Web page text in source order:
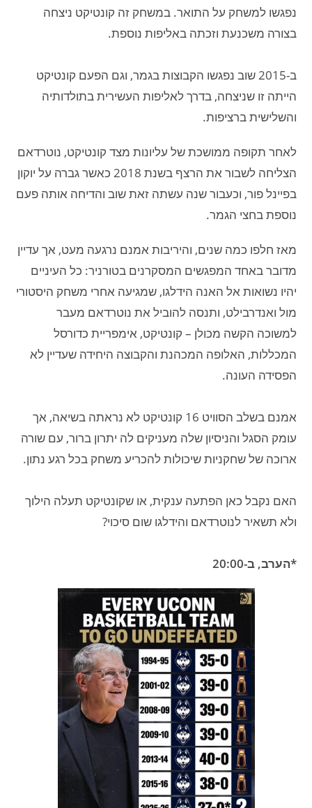
נפגשו למשחק על התואר. במשחק זה קונטיקט ניצחה
בצורה משכנעת וזכתה באליפות נוספת.
ב-2015 שוב נפגשו הקבוצות בגמר, וגם הפעם קונטיקט
הייתה זו שניצחה, בדרך לאליפות העשירית בתולדותיה
והשלישית ברציפות.
לאחר תקופה ממושכת של עליונות מצד קונטיקט, נוטרדאם
הצליחה לשבור את הרצף בשנת 2018 כאשר גברה על יוקון
בפיינל פור, וכעבור שנה עשתה זאת שוב והדיחה אותה פעם
נוספת בחצי הגמר.
מאז חלפו כמה שנים, והיריבות אמנם נרגעה מעט, אך עדיין
מדובר באחד המפגשים המסקרנים בטורניר: כל העיניים
יהיו נשואות אל האנה הידלגו, שמגיעה אחרי משחק היסטורי
מול ואנדרבילט, ותנסה להוביל את נוטרדאם מעבר
למשוכה הקשה מכולן – קונטיקט, אימפריית כדורסל
המכללות, האלופה המכהנת והקבוצה היחידה שעדיין לא
הפסידה העונה.
אמנם בשלב הסוויט 16 קונטיקט לא נראתה בשיאה, אך
עומק הסגל והניסיון שלה מעניקים לה יתרון ברור, עם שורה
ארוכה של שחקניות שיכולות להכריע משחק בכל רגע נתון.
האם נקבל כאן הפתעה ענקית, או שקונטיקט תעלה הילוך
ולא תשאיר לנוטרדאם והידלגו שום סיכוי?
*הערב, ב-20:00